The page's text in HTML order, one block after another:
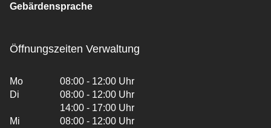
Gebärdensprache
Öffnungszeiten Verwaltung
Mo
08:00 - 12:00 Uhr
Di
08:00 - 12:00 Uhr
14:00 - 17:00 Uhr
Mi
08:00 - 12:00 Uhr